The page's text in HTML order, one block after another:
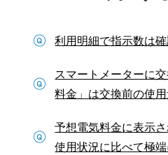
利用明細で指示数は
スマートメーターに
料金」は交換前の使
予想電気料金に表示
使用状況に比べて極端